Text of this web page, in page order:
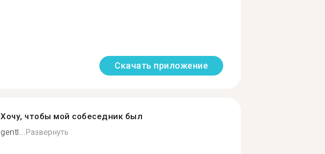
Скачать приложение
Хочу, чтобы мой собеседник был
gentl...Развернуть